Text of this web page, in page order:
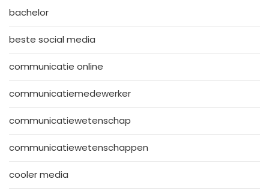
bachelor
beste social media
communicatie online
communicatiemedewerker
communicatiewetenschap
communicatiewetenschappen
cooler media